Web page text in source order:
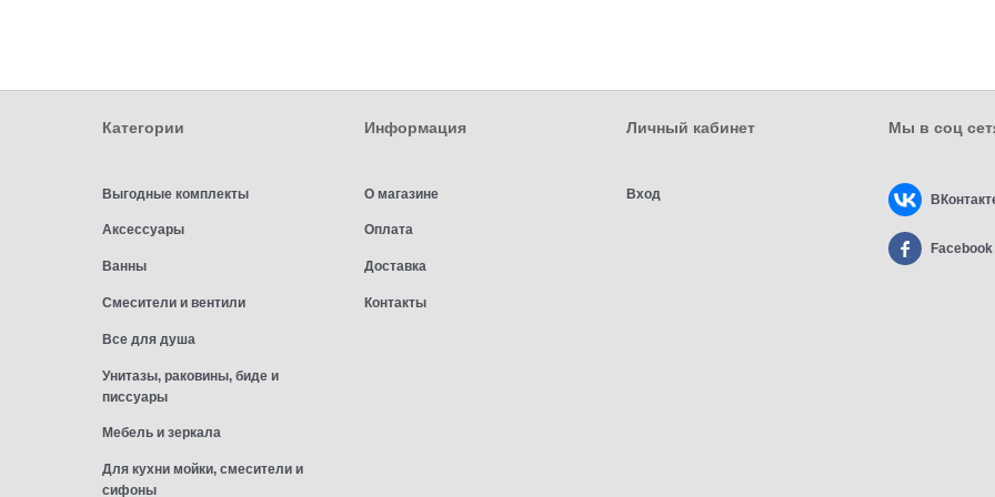
Категории
Выгодные комплекты
Аксессуары
Ванны
Смесители и вентили
Все для душа
Унитазы, раковины, биде и
писсуары
Мебель и зеркала
Для кухни мойки, смесители и
сифоны
Информация
О магазине
Оплата
Доставка
Контакты
Личный кабинет
Вход
Мы в соц
Facebook